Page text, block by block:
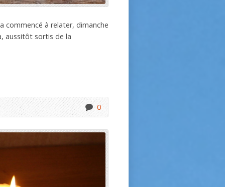
commencé à relater, dimanche
aussitôt sortis de la
0